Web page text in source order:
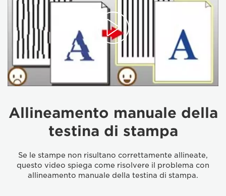
Allineamento manuale della
testina di stampa
Se le stampe non risultano correttamente allineate,
questo video spiega come risolvere il problema con
allineamento manuale della testina di stampa.